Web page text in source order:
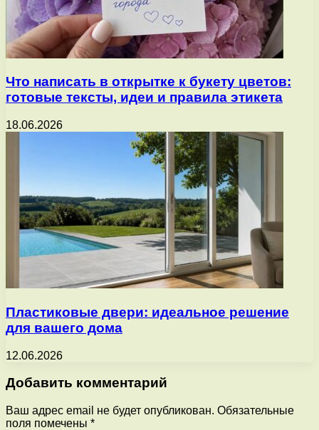
Что написать в открытке к букету цветов:
готовые тексты, идеи и правила этикета
18.06.2026
Пластиковые двери: идеальное решение
для вашего дома
12.06.2026
Добавить комментарий
Ваш адрес email не будет опубликован. Обязательные
поля помечены *